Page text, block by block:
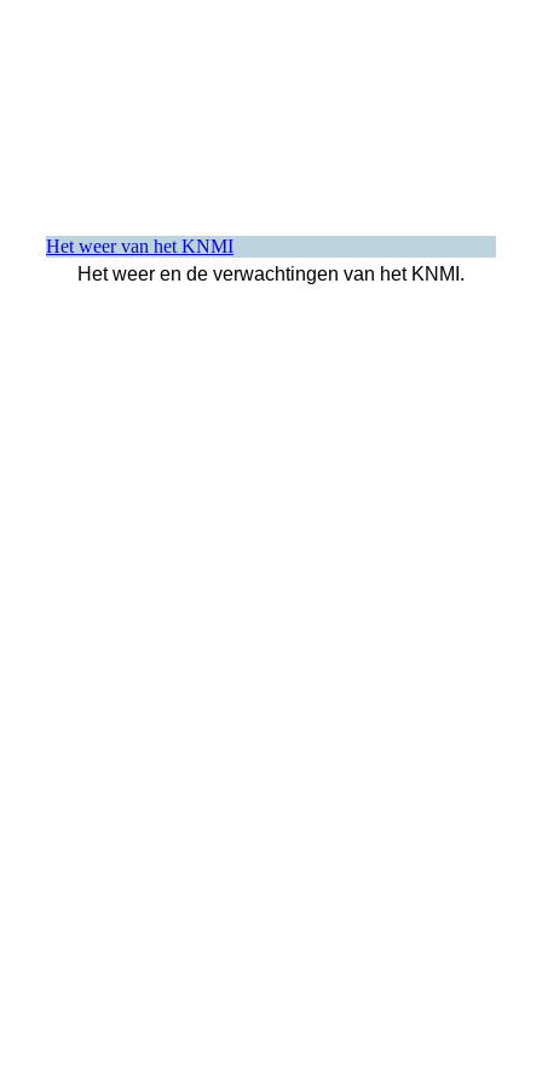
Het weer van het KNMI
Het weer en de verwachtingen van het KNMI.